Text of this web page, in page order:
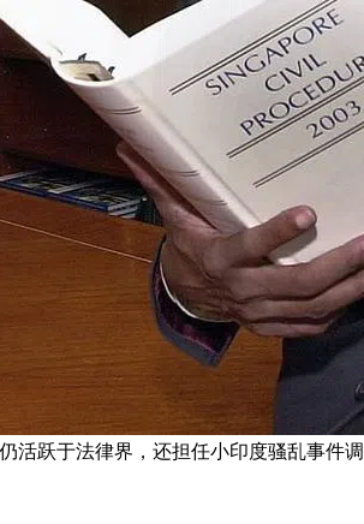
活跃于法律界，还担任小印度骚乱事件